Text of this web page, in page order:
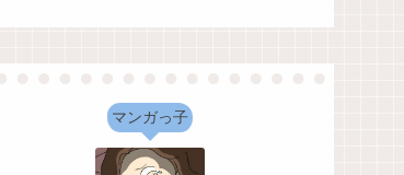
マンガっ子